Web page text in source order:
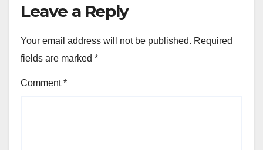
Leave a Reply
Your email address will not be published. Required
fields are marked *
Comment*